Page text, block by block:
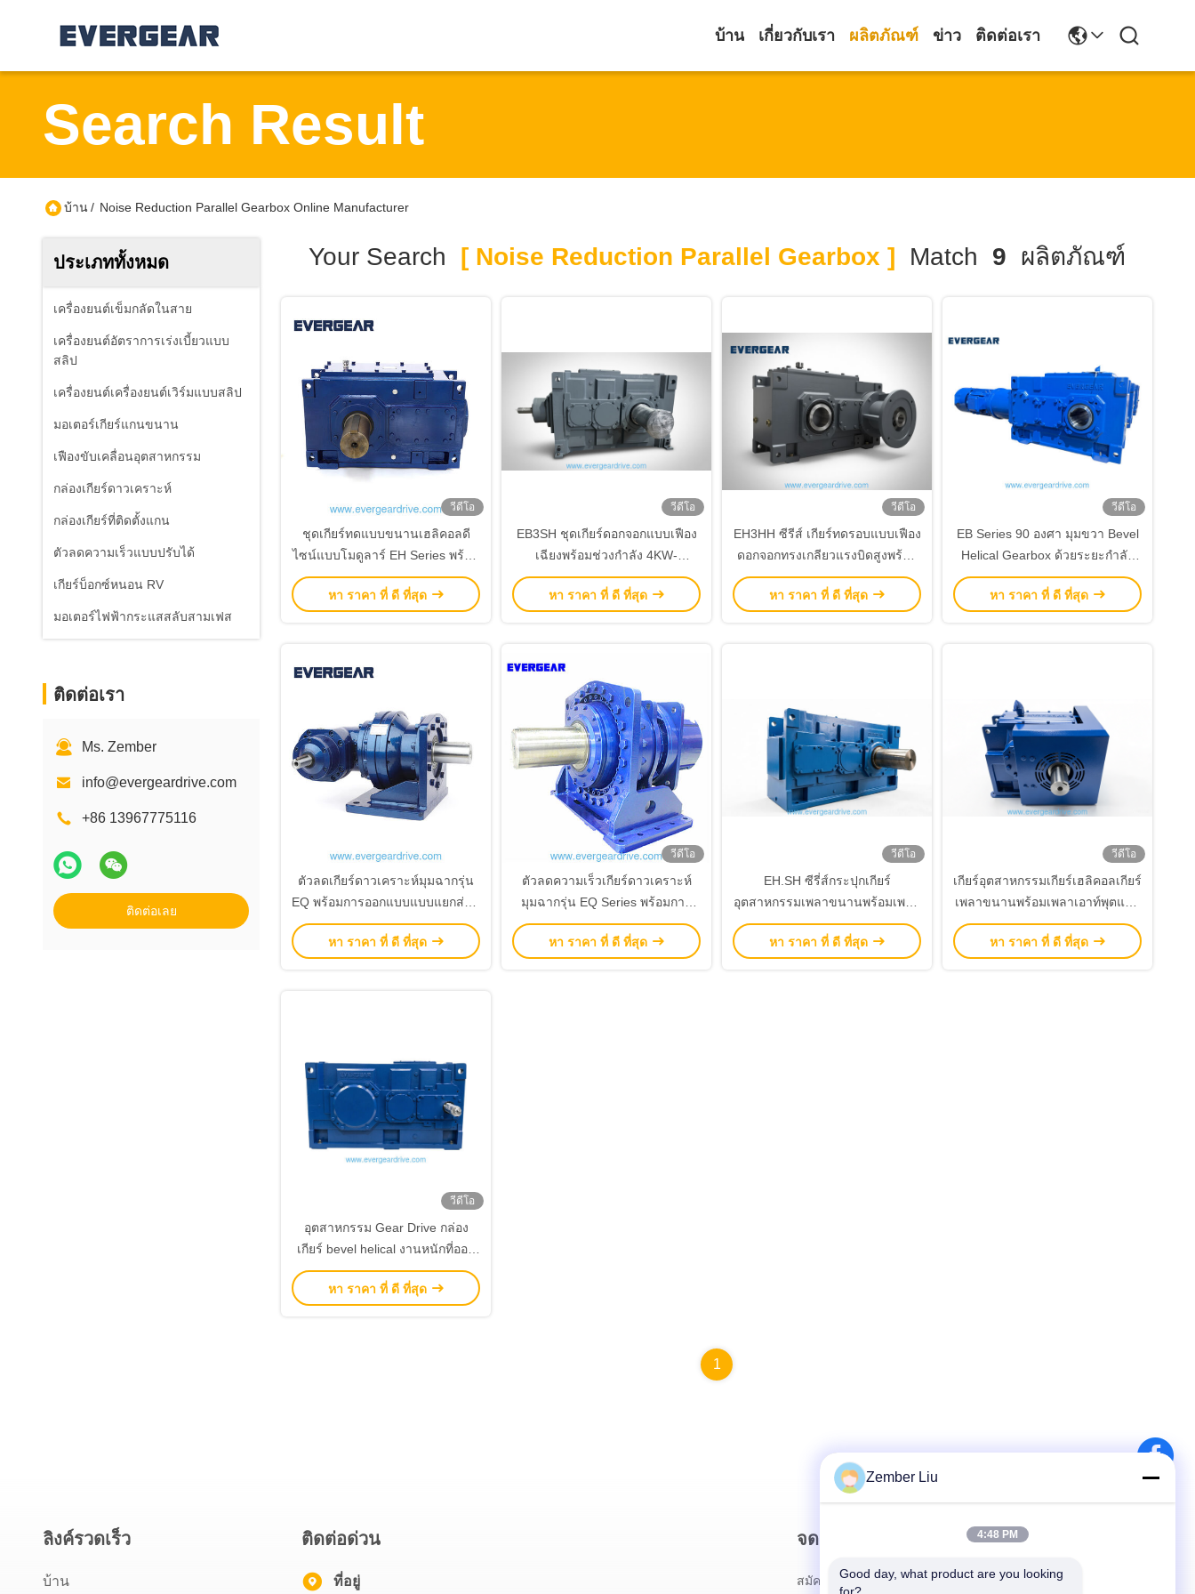
บ้าน เกี่ยวกับเรา ผลิตภัณฑ์ ข่าว ติดต่อเรา
Search Result
บ้าน/ Noise Reduction Parallel Gearbox Online Manufacturer
ประเภททั้งหมด
เครื่องยนต์เข็มกลัดในสาย
เครื่องยนต์อัตราการเร่งเบี้ยวแบบ
สลิป
เครื่องยนต์เครื่องยนต์เวิร์มแบบสลิป
มอเตอร์เกียร์แกนขนาน
เฟืองขับเคลื่อนอุตสาหกรรม
กล่องเกียร์ดาวเคราะห์
กล่องเกียร์ที่ติดตั้งแกน
ตัวลดความเร็วแบบปรับได้
เกียร์บ็อกซ์หนอน RV
มอเตอร์ไฟฟ้ากระแสสลับสามเฟส
ติดต่อเรา
Ms. Zember
info@evergeardrive.com
+86 13967775116
ติดต่อเลย
Your Search [ Noise Reduction Parallel Gearbox ] Match 9 ผลิตภัณฑ์
วีดีโอ
ชุดเกียร์ทดแบบขนานเฮลิคอลดี
ไซน์แบบโมดูลาร์ EH Series พร้อม
อัตราทดแบบก้าวหน้าและการลด
เสียงรบกวนสำหรับชุดขับเคลื่อน
หา ราคา ที่ ดี ที่สุด
วีดีโอ
EB3SH ชุดเกียร์ดอกจอกแบบเฟือง
เฉียงพร้อมช่วงกำลัง 4KW-
4823KW ระบบการออกแบบแบบโม
ดูลาร์ และการลดเสียงรบกวน
หา ราคา ที่ ดี ที่สุด
วีดีโอ
EH3HH ซีรีส์ เกียร์ทดรอบแบบเฟือง
ดอกจอกทรงเกลียวแรงบิดสูงพร้อม
เสื้อเหล็กหล่อและหน้าแปลนอินพุต
IEC สำหรับขับเคลื่อนเกียร์
หา ราคา ที่ ดี ที่สุด
วีดีโอ
EB Series 90 องศา มุมขวา Bevel
Helical Gearbox ด้วยระยะกําลัง
4KW-4823KW และการออกแบบ
แบบโมดูลสําหรับการขับเคลื่อน
หา ราคา ที่ ดี ที่สุด
ตัวลดเกียร์ดาวเคราะห์มุมฉากรุ่น
EQ พร้อมการออกแบบแบบแยกส่วน
และประสิทธิภาพการป้องกันการ
กระแทกสูงสำหรับการใช้งานใน
หา ราคา ที่ ดี ที่สุด
วีดีโอ
ตัวลดความเร็วเกียร์ดาวเคราะห์
มุมฉากรุ่น EQ Series พร้อมการ
ออกแบบแบบโมดูลาร์สำหรับการ
ใช้งานบดอัดกำลังสูง
หา ราคา ที่ ดี ที่สุด
วีดีโอ
EH.SH ซีรี่ส์กระปุกเกียร์
อุตสาหกรรมเพลาขนานพร้อมเพลา
แข็งเอาท์พุต
หา ราคา ที่ ดี ที่สุด
วีดีโอ
เกียร์อุตสาหกรรมเกียร์เฮลิคอลเกียร์
เพลาขนานพร้อมเพลาเอาท์พุตแข็ง
สำหรับการใช้งานส่งกำลังงานหนัก
หา ราคา ที่ ดี ที่สุด
วีดีโอ
อุตสาหกรรม Gear Drive กล่อง
เกียร์ bevel helical งานหนักที่ออก
แบบสําหรับการใช้งานอุตสาหกรรม
ภาระภาระสูง
หา ราคา ที่ ดี ที่สุด
1
ลิงค์รวดเร็ว
บ้าน
ติดต่อด่วน
ที่อยู่
จดหมายข่าวของเรา
สมัครรับจดหมายข่าวของเราเพื่อรับส่วนลดและอื่นๆ อีกมากมาย
Zember Liu
4:48 PM
Good day, what product are you looking